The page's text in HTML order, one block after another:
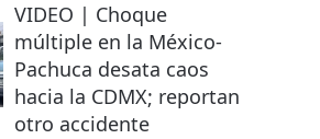
VIDEO | Choque
múltiple en la México-
Pachuca desata caos
hacia la CDMX; reportan
otro accidente